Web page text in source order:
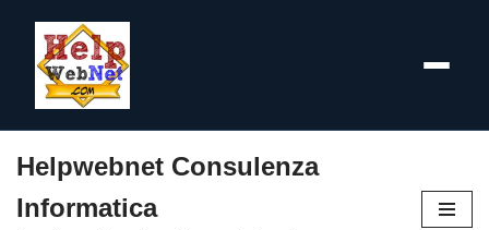
al
Helpwebnet Consulenza
Informatica